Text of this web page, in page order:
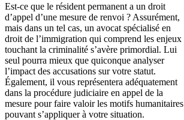
Est-ce que le résident permanent a un droit
d’appel d’une mesure de renvoi ? Assurément,
mais dans un tel cas, un avocat spécialisé en
droit de l’immigration qui comprend les enjeux
touchant la criminalité s’avère primordial. Lui
seul pourra mieux que quiconque analyser
l’impact des accusations sur votre statut.
Également, il vous représentera adéquatement
dans la procédure judiciaire en appel de la
mesure pour faire valoir les motifs humanitaires
pouvant s’appliquer à votre situation.